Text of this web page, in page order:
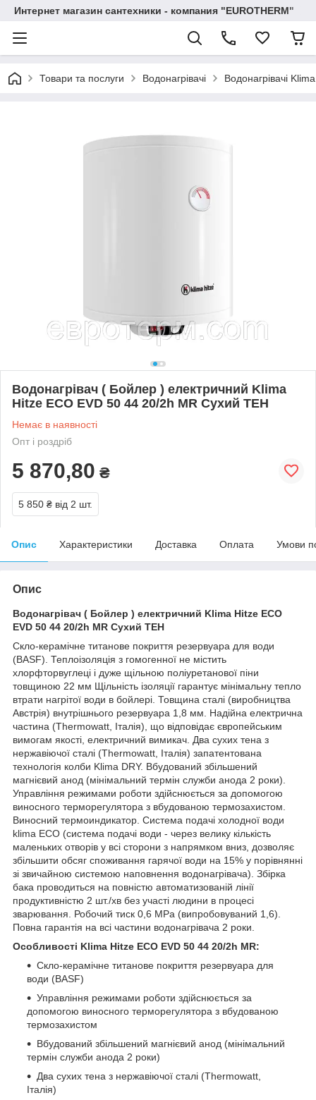
Интернет магазин сантехники - компания "EUROTHERM"
Товари та послуги Водонагрівачі Водонагрівачі
Водонагрівач ( Бойлер ) електричний Klima
Hitze ECO EVD 50 44 20/2h MR Сухий ТЕН
Немає в наявності
Опт і роздріб
5 870,80 ₴
5 850 ₴ від 2 шт.
Опис Характеристики Доставка Оплата Умови
Опис
Водонагрівач ( Бойлер ) електричний Klima Hitze ECO
EVD 50 44 20/2h MR Сухий ТЕН
Скло-керамічне титанове покриття резервуара для води
(BASF). Теплоізоляція з гомогенної не містить
хлорфторвуглеці і дуже щільною поліуретанової піни
товщиною 22 мм Щільність ізоляції гарантує мінімальну тепло
втрати нагрітої води в бойлері. Товщина сталі (виробництва
Австрія) внутрішнього резервуара 1,8 мм. Надійна електрична
частина (Thermowatt, Італія), що відповідає європейським
вимогам якості, електричний вимикач. Два сухих тена з
нержавіючої сталі (Thermowatt, Італія) запатентована
технологія колби Klima DRY. Вбудований збільшений
магнієвий анод (мінімальний термін служби анода 2 роки).
Управління режимами роботи здійснюється за допомогою
виносного терморегулятора з вбудованою термозахистом.
Виносний термоиндикатор. Система подачі холодної води
klima ECO (система подачі води - через велику кількість
маленьких отворів у всі сторони з напрямком вниз, дозволяє
збільшити обсяг споживання гарячої води на 15% у порівнянні
зі звичайною системою наповнення водонагрівача). Збірка
бака проводиться на повністю автоматизованій лінії
продуктивністю 2 шт./хв без участі людини в процесі
зварювання. Робочий тиск 0,6 MPa (випробовуваний 1,6).
Повна гарантія на всі частини водонагрівача 2 роки.
Особливості Klima Hitze ECO EVD 50 44 20/2h MR:
Скло-керамічне титанове покриття резервуара для
води (BASF)
Управління режимами роботи здійснюється за
допомогою виносного терморегулятора з вбудованою
термозахистом
Вбудований збільшений магнієвий анод (мінімальний
термін служби анода 2 роки)
Два сухих тена з нержавіючої сталі (Thermowatt,
Італія)